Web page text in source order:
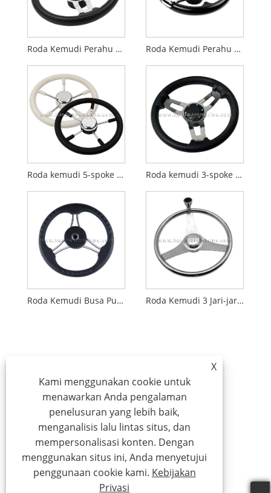
Roda Kemudi Perahu 3 Jari Busa PU Baja Tahan Karat dengan Kenop Roda Kemudi Perahu 350MM Tahan Lama Plastik ABS
Roda kemudi 5-spoke marinir stainless steel Roda kemudi 3-spoke marinir stainless steel
Roda Kemudi Busa Pu Hitam Jari-jari 3 Baja Tahan Karat Roda Kemudi 3 Jari-jari Stainless Steel Dengan Kenop
X
Kami menggunakan cookie untuk
menawarkan Anda pengalaman
penelusuran yang lebih baik,
menganalisis lalu lintas situs, dan
mempersonalisasi konten. Dengan
menggunakan situs ini, Anda menyetujui
penggunaan cookie kami. Kebijakan
Privasi